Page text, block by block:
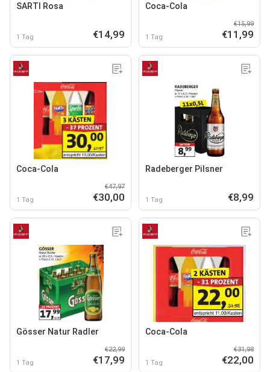
SARTI Rosa
1 Tag €14,99
Coca-Cola
1 Tag
€15,99
€11,99
Coca-Cola
1 Tag
€47,97
€30,00
Radeberger Pilsner
1 Tag €8,99
Gösser Natur Radler
1 Tag
€22,99
€17,99
Coca-Cola
1 Tag
€31,98
€22,00